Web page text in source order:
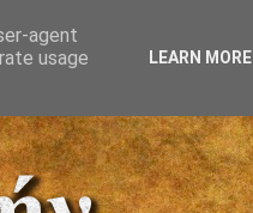
agent
usage
LEARN MORE